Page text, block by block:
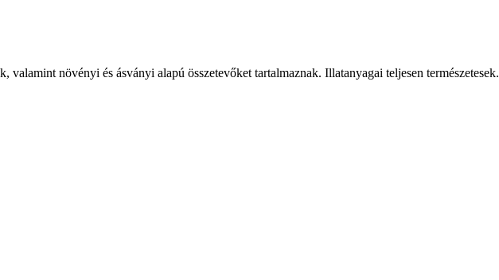
valamint növényi és ásványi alapú összetevőket tartalmaznak. Illatanyagai teljesen természetesek.